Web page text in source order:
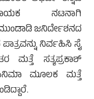
ನಟನಾಗಿ
ಜನಿರ್ದೇಶನದ
ನಿರ್ವಹಿಸಿ ಸೈ
ಮತ್ತೆ ಸತ್ಯಪ್ರಕಾಶ್
ಮೂಲಕ ಮತ್ತೆ